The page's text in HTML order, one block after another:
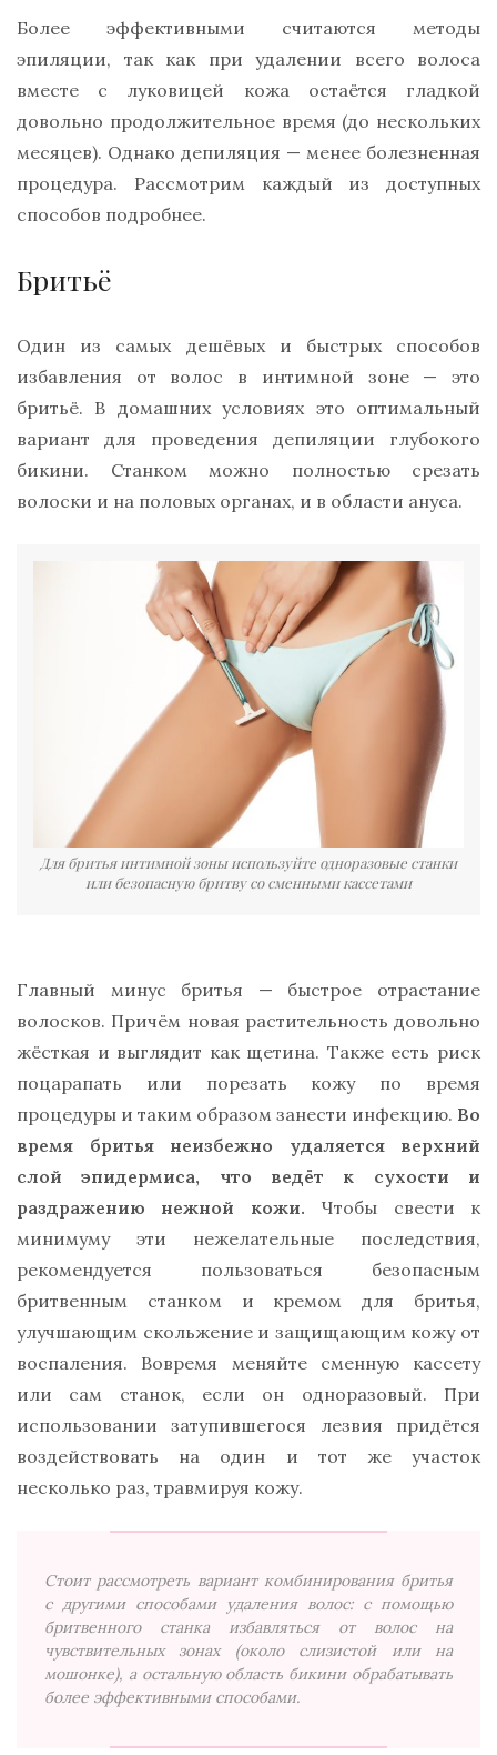
Более эффективными считаются методы
эпиляции, так как при удалении всего волоса
вместе с луковицей кожа остаётся гладкой
довольно продолжительное время (до нескольких
месяцев). Однако депиляция — менее болезненная
процедура. Рассмотрим каждый из доступных
способов подробнее.
Бритьё
Один из самых дешёвых и быстрых способов
избавления от волос в интимной зоне — это
бритьё. В домашних условиях это оптимальный
вариант для проведения депиляции глубокого
бикини. Станком можно полностью срезать
волоски и на половых органах, и в области ануса.
Для бритья интимной зоны используйте одноразовые станки
или безопасную бритву со сменными кассетами
Главный минус бритья — быстрое отрастание
волосков. Причём новая растительность довольно
жёсткая и выглядит как щетина. Также есть риск
поцарапать или порезать кожу по время
процедуры и таким образом занести инфекцию. Во
время бритья неизбежно удаляется верхний
слой эпидермиса, что ведёт к сухости и
раздражению нежной кожи. Чтобы свести к
минимуму эти нежелательные последствия,
рекомендуется пользоваться безопасным
бритвенным станком и кремом для бритья,
улучшающим скольжение и защищающим кожу от
воспаления. Вовремя меняйте сменную кассету
или сам станок, если он одноразовый. При
использовании затупившегося лезвия придётся
воздействовать на один и тот же участок
несколько раз, травмируя кожу.
Стоит рассмотреть вариант комбинирования бритья
с другими способами удаления волос: с помощью
бритвенного станка избавляться от волос на
чувствительных зонах (около слизистой или на
мошонке), а остальную область бикини обрабатывать
более эффективными способами.